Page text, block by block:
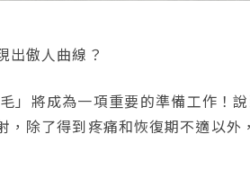
出傲人曲線？
將成為一項重要的準備工作！
除了得到疼痛和恢復期不適以